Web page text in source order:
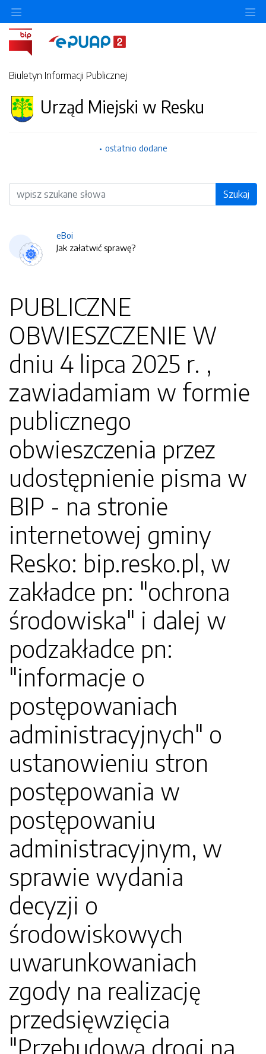
Biuletyn Informacji Publicznej
Urząd Miejski w Resku
ostatnio dodane
Wyszukiwarka Szukaj
eBoi
Jak załatwić sprawę?
PUBLICZNE
OBWIESZCZENIE W
dniu 4 lipca 2025 r. ,
zawiadamiam w formie
publicznego
obwieszczenia przez
udostępnienie pisma w
BIP - na stronie
internetowej gminy
Resko: bip.resko.pl, w
zakładce pn: "ochrona
środowiska" i dalej w
podzakładce pn:
"informacje o
postępowaniach
administracyjnych" o
ustanowieniu stron
postępowania w
postępowaniu
administracyjnym, w
sprawie wydania
decyzji o
środowiskowych
uwarunkowaniach
zgody na realizację
przedsięwzięcia
"Przebudowa drogi na